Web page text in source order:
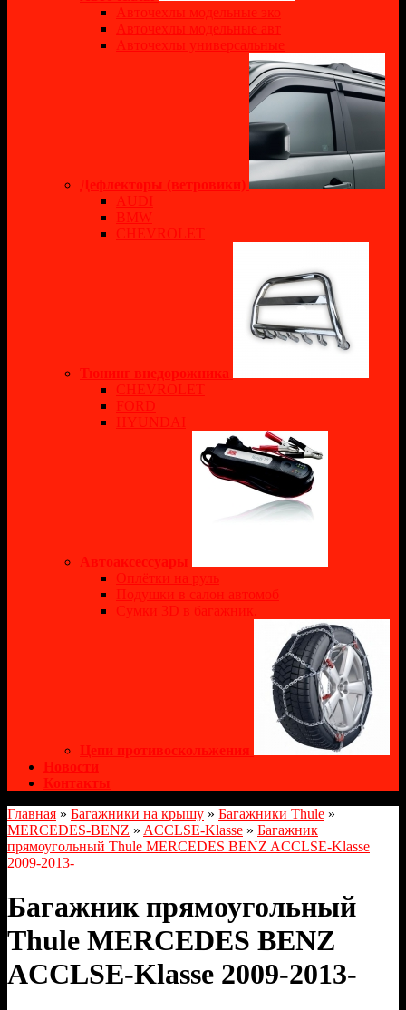
Авточехлы модельные эко
Авточехлы модельные авт
Авточехлы универсальные
Дефлекторы (ветровики)
AUDI
BMW
CHEVROLET
Тюнинг внедорожника
CHEVROLET
FORD
HYUNDAI
Автоаксессуары
Оплётки на руль
Подушки в салон автомоб
Сумки 3D в багажник.
Цепи противоскольжения
Новости
Контакты
Главная » Багажники на крышу » Багажники Thule »
MERCEDES-BENZ » ACCLSE-Klasse » Багажник
прямоугольный Thule MERCEDES BENZ ACCLSE-Klasse
2009-2013-
Багажник прямоугольный
Thule MERCEDES BENZ
ACCLSE-Klasse 2009-2013-